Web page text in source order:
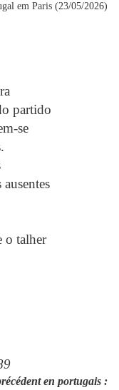
em Paris (23/05/2026)
partido
se
o talher
en portugais :